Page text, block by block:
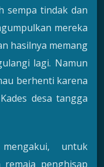
sempa tindak dan
mereka
hasilnya memang
lagi. Namun
berhenti karena
desa tangga
untuk
remaja penghisap